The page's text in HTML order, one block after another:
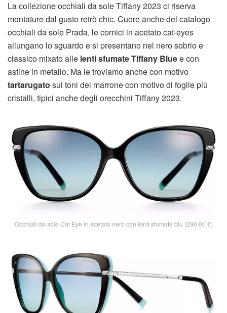
La collezione occhiali da sole Tiffany 2023 ci riserva
montature dal gusto retrò chic. Cuore anche del catalogo
occhiali da sole Prada, le cornici in acetato cat-eyes
allungano lo sguardo e si presentano nel nero sobrio e
classico mixato alle lentisfumate Tiffany Bluee con
astine in metallo. Ma le troviamo anche con motivo
tartarugato sui toni del marrone con motivo di foglie più
cristalli, tipici anche degli orecchini Tiffany 2023.
Occhiali da sole Cat Eye in acetato nero con lenti sfumate blu (290,00 €)